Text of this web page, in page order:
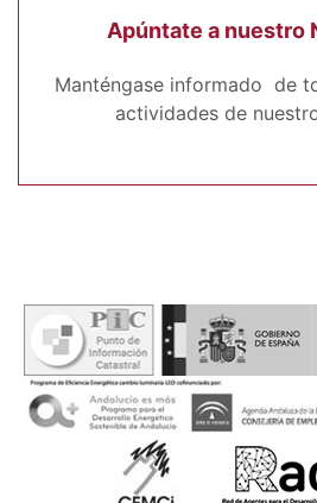
Apúntate a nuestro
Manténgase informado de
actividades de